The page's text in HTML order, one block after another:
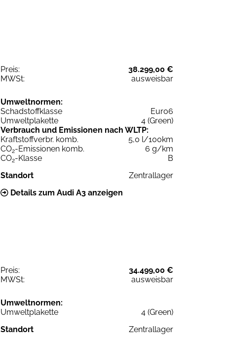
Preis:
38.299,00 €
MWSt:
ausweisbar
Umweltnormen:
Schadstoffklasse
Euro6
Umweltplakette
4 (Green)
Verbrauch und Emissionen nach WLTP:
Kraftstoffverbr. komb.
5,0 l/100km
CO2-Emissionen komb.
6 g/km
CO2-Klasse
B
Standort
Zentrallager
Details zum Audi A3 anzeigen
Preis:
34.499,00 €
MWSt:
ausweisbar
Umweltnormen:
Umweltplakette
4 (Green)
Standort
Zentrallager